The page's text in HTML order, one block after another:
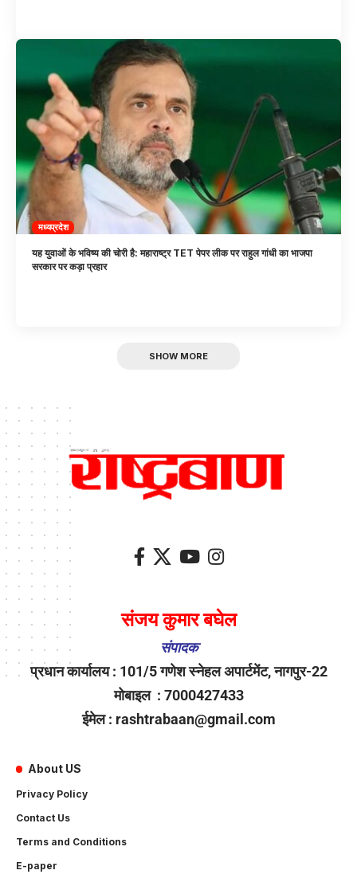
मध्यप्रदेश
यह युवाओं के भविष्य की चोरी है: महाराष्ट्र TET पेपर लीक पर राहुल गांधी का भाजपा
सरकार पर कड़ा प्रहार
SHOW MORE
संजय कुमार बघेल
संपादक
प्रधान कार्यालय : 101/5 गणेश स्नेहल अपार्टमेंट, नागपुर-22
मोबाइल : 7000427433
ईमेल : rashtrabaan@gmail.com
About US
Privacy Policy
Contact Us
Terms and Conditions
E-paper